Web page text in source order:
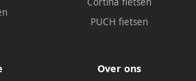
PUCH fietsen
Over ons